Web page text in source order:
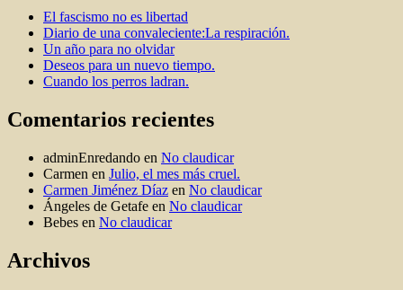
El fascismo no es libertad
Diario de una convaleciente:La respiración.
Un año para no olvidar
Deseos para un nuevo tiempo.
Cuando los perros ladran.
Comentarios recientes
adminEnredando en No claudicar
Carmen en Julio, el mes más cruel.
Carmen Jiménez Díaz en No claudicar
Ángeles de Getafe en No claudicar
Bebes en No claudicar
Archivos